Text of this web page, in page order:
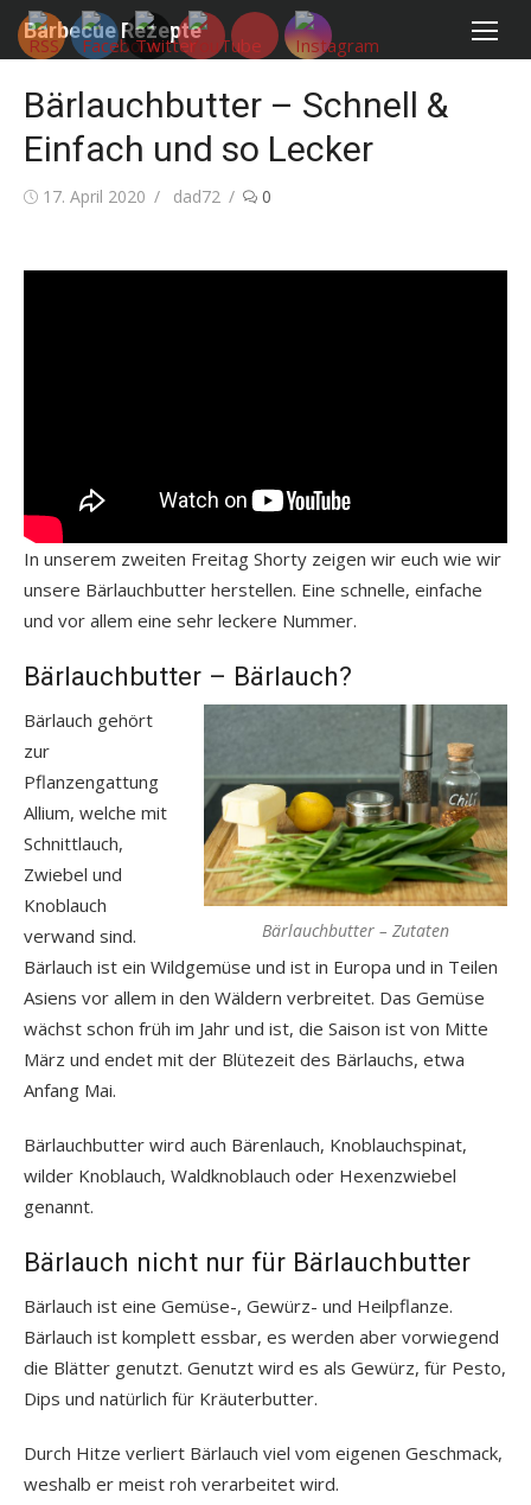
Skip
Barbecue Rezepte
Bärlauchbutter – Schnell &
Einfach und so Lecker
Posted
17. April 2020 Author
dad72 0
In unserem zweiten Freitag Shorty zeigen wir euch wie wir
unsere Bärlauchbutter herstellen. Eine schnelle, einfache
und vor allem eine sehr leckere Nummer.
Bärlauchbutter – Bärlauch?
Bärlauchbutter – Zutaten
Bärlauch gehört
zur
Pflanzengattung
Allium, welche mit
Schnittlauch,
Zwiebel und
Knoblauch
verwand sind.
Bärlauch ist ein Wildgemüse und ist in Europa und in Teilen
Asiens vor allem in den Wäldern verbreitet. Das Gemüse
wächst schon früh im Jahr und ist, die Saison ist von Mitte
März und endet mit der Blütezeit des Bärlauchs, etwa
Anfang Mai.
Bärlauchbutter wird auch Bärenlauch, Knoblauchspinat,
wilder Knoblauch, Waldknoblauch oder Hexenzwiebel
genannt.
Bärlauch nicht nur für Bärlauchbutter
Bärlauch ist eine Gemüse-, Gewürz- und Heilpflanze.
Bärlauch ist komplett essbar, es werden aber vorwiegend
die Blätter genutzt. Genutzt wird es als Gewürz, für Pesto,
Dips und natürlich für Kräuterbutter.
Durch Hitze verliert Bärlauch viel vom eigenen Geschmack,
weshalb er meist roh verarbeitet wird.